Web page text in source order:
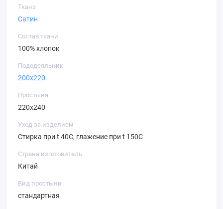
Ткань
Сатин
Состав ткани
100% хлопок
Пододеяльник
200х220
Простыня
220х240
Уход за изделием
Стирка при t 40С, глажение при t 150С
Страна изготовитель
Китай
Вид простыни
стандартная